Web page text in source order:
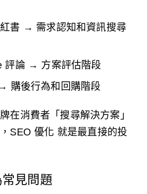
書 → 需求認知和資訊搜尋
評論 → 方案評估階段
購後行為和回購階段
在消費者「搜尋解決方案」
SEO 優化 就是最直接的投
見問題